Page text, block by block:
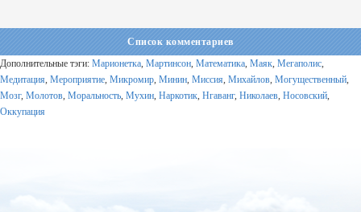
Список комментариев
Дополнительные тэги: Марионетка, Мартинсон, Математика, Маяк, Мегаполис,
Медитация, Мероприятие, Микромир, Минин, Миссия, Михайлов, Могущественный,
Мозг, Молотов, Моральность, Мухин, Наркотик, Нгаванг, Николаев, Носовский,
Оккупация